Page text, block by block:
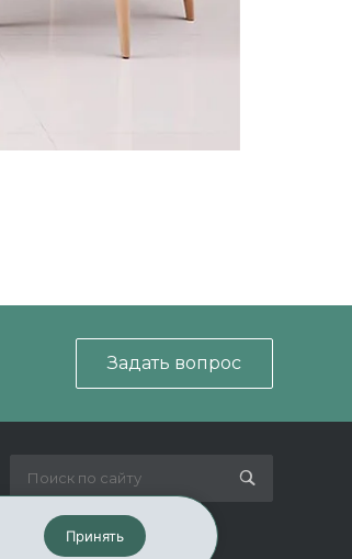
Задать вопрос
Мы в соц. сетях
Принять